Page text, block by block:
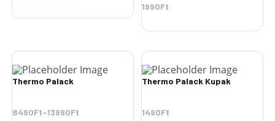
1990Ft
Thermo Palack
8490Ft–13990Ft
Thermo Palack Kupak
1490Ft